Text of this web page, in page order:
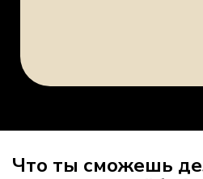
Что ты сможешь